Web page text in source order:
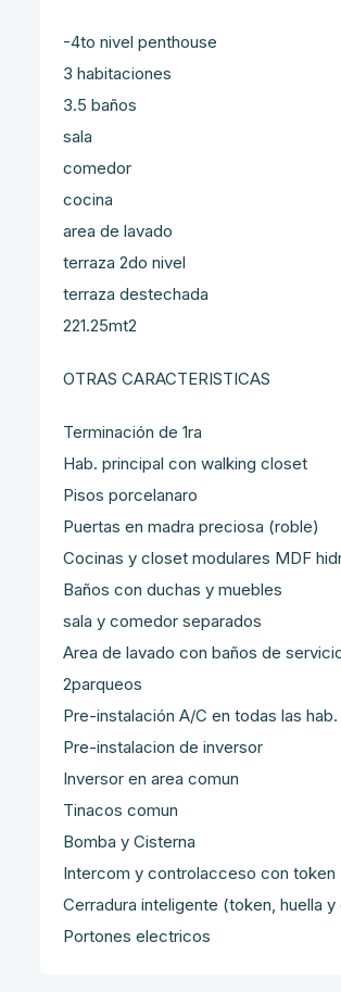
-4to nivel penthouse
3 habitaciones
3.5 baños
sala
comedor
cocina
area de lavado
terraza 2do nivel
terraza destechada
221.25mt2
OTRAS CARACTERISTICAS
Terminación de 1ra
Hab. principal con walking closet
Pisos porcelanaro
Puertas en madra preciosa (roble)
Cocinas y closet modulares MDF
Baños con duchas y muebles
sala y comedor separados
Area de lavado con baños de
2parqueos
Pre-instalación A/C en todas las hab.
Pre-instalacion de inversor
Inversor en area comun
Tinacos comun
Bomba y Cisterna
Intercom y controlacceso con token
Cerradura inteligente (token, huella
Portones electricos